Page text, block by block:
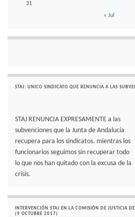
31
« Jul
STAJ: UNICO SINDICATO QUE RENUNCIA A LAS
STAJ RENUNCIA EXPRESAMENTE a las
subvenciones que la Junta de Andalucía
recupera para los sindicatos. mientras los
funcionarios seguimos sin recuperar todo
lo que nos han quitado con la excusa de la
crisis.
INTERVENCIÓN STAJ EN LA COMISIÓN DE JUSTICIA
(9 OCTUBRE 2017)